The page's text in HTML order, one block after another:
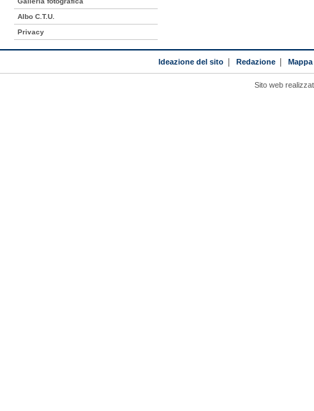
Albo C.T.U.
Privacy
Ideazione del sito| Redazione|
Sito web